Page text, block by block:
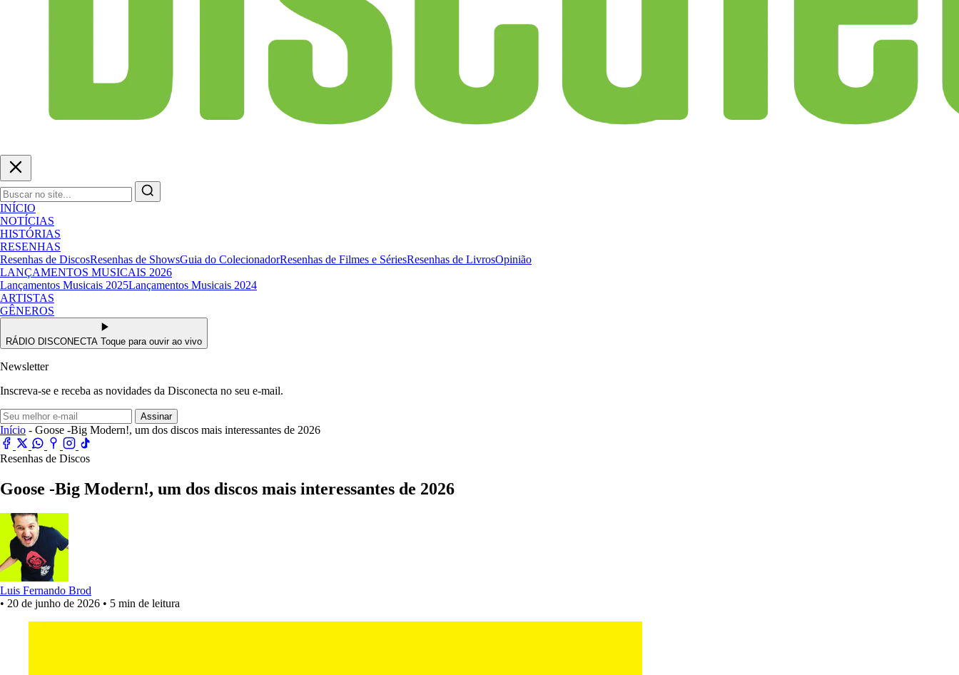
INÍCIO
NOTÍCIAS
HISTÓRIAS
RESENHAS
Resenhas de DiscosResenhas de ShowsGuia do ColecionadorResenhas de Filmes e SériesResenhas de LivrosOpinião
LANÇAMENTOS MUSICAIS 2026
Lançamentos Musicais 2025Lançamentos Musicais 2024
ARTISTAS
GÊNEROS
RÁDIO DISCONECTA Toque para ouvir ao vivo
Newsletter
Inscreva-se e receba as novidades da Disconecta no seu e-mail.
Assinar
Início - Goose -Big Modern!, um dos discos mais interessantes de 2026
Resenhas de Discos
Goose -Big Modern!, um dos discos mais interessantes de 2026
Luis Fernando Brod
• 20 de junho de 2026 • 5 min de leitura